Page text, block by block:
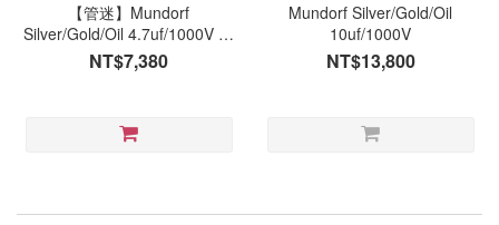
【管迷】Mundorf
Silver/Gold/Oil 4.7uf/1000V 金
銀箔油浸電容
NT$7,380
Mundorf Silver/Gold/Oil
10uf/1000V
NT$13,800